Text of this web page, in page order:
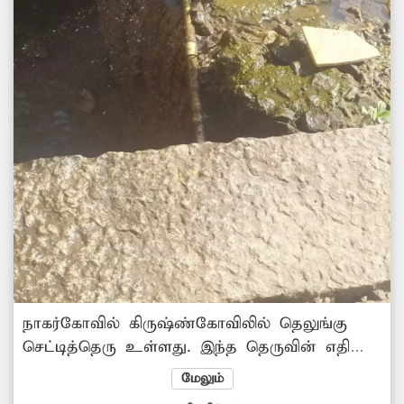
நாகர்கோவில் கிருஷ்ண்கோவிலில் தெலுங்கு
செட்டித்தெரு உள்ளது. இந்த தெருவின் எதிரே
அமைக்கப்பட்டுள்ள குழாயில் உடைப்பு ஏற்பட்டு
குடிநீர் வீணாக வடிகால் ஓடையில் பாய்கிறது.
மேலும்